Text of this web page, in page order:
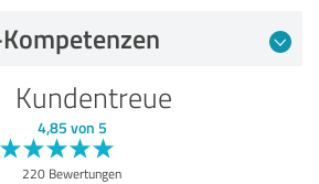
Empfehlung
Kundentreue
4,85 von 5
220 Bewertungen